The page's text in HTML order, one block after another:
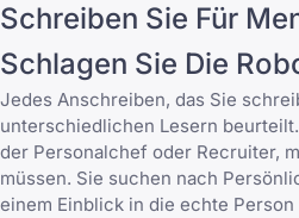
Schreiben Sie Für
Schlagen Sie Die
Jedes Anschreiben, das Sie
unterschiedlichen Lesern
der Personalchef oder Recruiter,
müssen. Sie suchen nach
einem Einblick in die echte